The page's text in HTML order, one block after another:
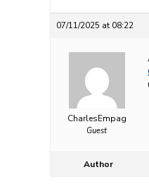
07/11/2025 at 08:22
CharlesEmpag
Guest
Author